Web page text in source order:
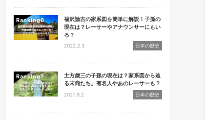
Ranking
福沢諭吉の家系図を簡単に解説！子孫の
現在は？レーサーやアナウンサーにもい
る？
2022.2.3 日本の歴史
Ranking
土方歳三の子孫の現在は？家系図から辿
る末裔たち。有名人やあのレーサーも？
2021.9.2 日本の歴史